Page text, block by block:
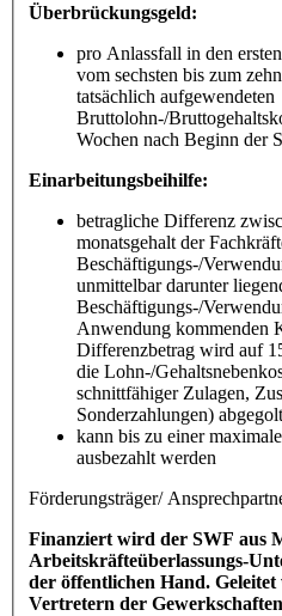
Überbrückungsgeld:
pro Anlassfall in den
vom sechsten bis zum
tatsächlich aufgewendeten
Bruttolohn-/
Wochen nach Beginn der
Einarbeitungsbeihilfe:
betragliche Differenz
monatsgehalt der
Beschäftigungs-/
unmittelbar darunter
Beschäftigungs-/
Anwendung kommenden
Differenzbetrag wird auf
die Lohn-/
schnittfähiger Zulagen,
Sonderzahlungen)
kann bis zu einer
ausbezahlt werden
Förderungsträger/
Finanziert wird der SWF aus
Arbeitskräfteüberlassungs-
der öffentlichen Hand.
Vertretern der